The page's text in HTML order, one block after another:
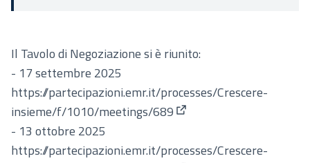
Il Tavolo di Negoziazione si è riunito:
- 17 settembre 2025
https://partecipazioni.emr.it/processes/Crescere-
insieme/f/1010/meetings/689
- 13 ottobre 2025
https://partecipazioni.emr.it/processes/Crescere-